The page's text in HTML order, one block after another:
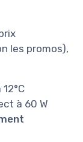
les promos),
à 60 W